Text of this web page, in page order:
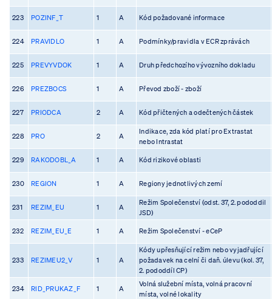
223 POZINF_T 1 A Kód požadované informace
224 PRAVIDLO 1 A Podmínky/pravidla v ECR zprávách
225 PREVYVDOK 1 A Druh předchozího vývozního dokladu
226 PREZBOCS 1 A Převod zboží - zboží
227 PRIODCA 2 A Kód přičtených a odečtených částek
228 PRO 2 A
Indikace, zda kód platí pro Extrastat
nebo Intrastat
229 RAKODOBL_A 1 A Kód rizikové oblasti
230 REGION 1 A Regiony jednotlivých zemí
231 REZIM_EU 1 A
Režim Společenství (odst. 37, 2. pododdil
JSD)
232 REZIM_EU_E 1 A Režim Společenství - eCeP
233 REZIMEU2_V 1 A
Kódy upřesňující režim nebo vyjadřující
požadavek na celní či daň. úlevu (kol. 37,
2. pododdíl CP)
234 RID_PRUKAZ_F 1 A
Volná služební místa, volná pracovní
místa, volné lokality